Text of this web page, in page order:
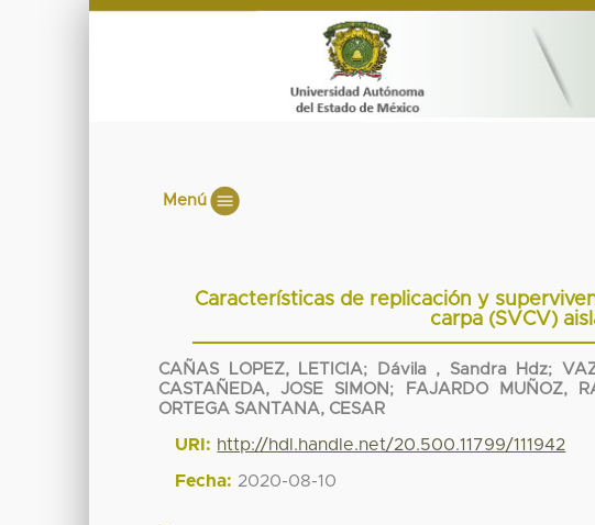
Menú
Características de replicación y
carpa (SVCV)
CAÑAS LOPEZ, LETICIA; Dávila , Sandra Hdz;
CASTAÑEDA, JOSE SIMON ; FAJARDO MUÑOZ,
ORTEGA SANTANA, CESAR
URI: http://hdl.handle.net/20.500.11799/111942
Fecha: 2020-08-10